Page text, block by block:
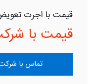
قیمت با
تماس با شرکت